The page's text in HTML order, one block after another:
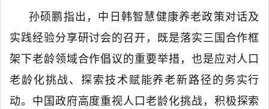
孙硕鹏指出， 中日韩智慧健康养老政策对话及
实践经验分享研讨会的召开，既是落实三国合作框
架下老龄领域合作倡议的重要举措，也是应对人口
老龄化挑战、探索技术赋能养老新路径的务实行
动。 中国政府高度重视人口老龄化挑战，积极探索